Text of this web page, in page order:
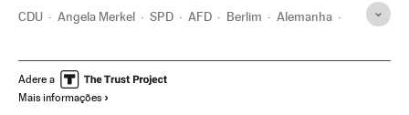
CDU Angela Merkel SPD AFD Berlim Alemanha
Adere a
Mais informações